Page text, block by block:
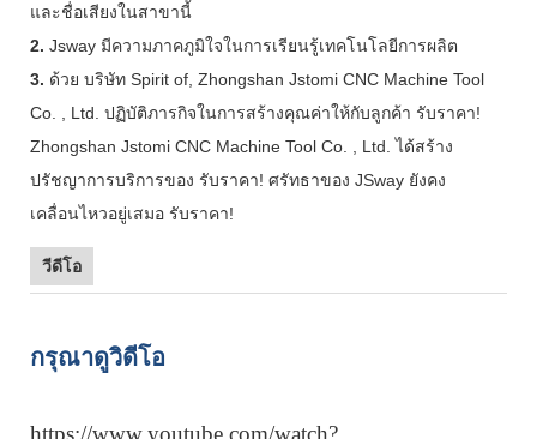
และชื่อเสียงในสาขานี้
2. Jsway มีความภาคภูมิใจในการเรียนรู้เทคโนโลยีการผลิต
3. ด้วย บริษัท Spirit of, Zhongshan Jstomi CNC Machine Tool
Co. , Ltd. ปฏิบัติภารกิจในการสร้างคุณค่าให้กับลูกค้า รับราคา!
Zhongshan Jstomi CNC Machine Tool Co. , Ltd. ได้สร้าง
ปรัชญาการบริการของ รับราคา! ศรัทธาของ JSway ยังคง
เคลื่อนไหวอยู่เสมอ รับราคา!
วีดีโอ
กรุณาดูวิดีโอ
https://www.youtube.com/watch?